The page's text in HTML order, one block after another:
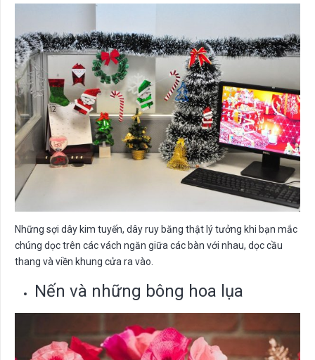
Những sợi dây kim tuyến, dây ruy băng thật lý tưởng khi bạn mắc
chúng dọc trên các vách ngăn giữa các bàn với nhau, dọc cầu
thang và viền khung cửa ra vào.
Nến và những bông hoa lụa